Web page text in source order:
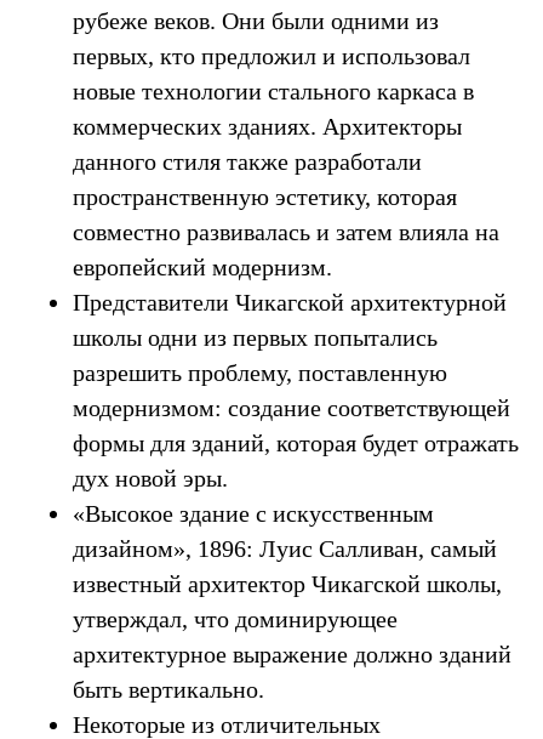
рубеже веков. Они были одними из
первых, кто предложил и использовал
новые технологии стального каркаса в
коммерческих зданиях. Архитекторы
данного стиля также разработали
пространственную эстетику, которая
совместно развивалась и затем влияла на
европейский модернизм.
Представители Чикагской архитектурной
школы одни из первых попытались
разрешить проблему, поставленную
модернизмом: создание соответствующей
формы для зданий, которая будет отражать
дух новой эры.
«Высокое здание с искусственным
дизайном», 1896: Луис Салливан, самый
известный архитектор Чикагской школы,
утверждал, что доминирующее
архитектурное выражение должно зданий
быть вертикально.
Некоторые из отличительных